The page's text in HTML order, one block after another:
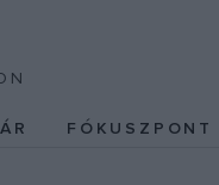
FÓKUSZPONT